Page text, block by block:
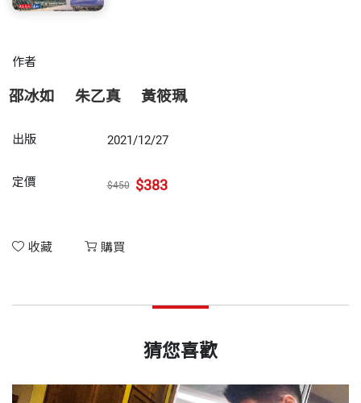
作者
邵冰如 朱乙真 黃筱珮
出版 2021/12/27
定價 $450 $383
收藏 購買
猜您喜歡